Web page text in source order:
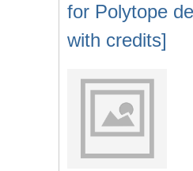
for Polytope
with credits]